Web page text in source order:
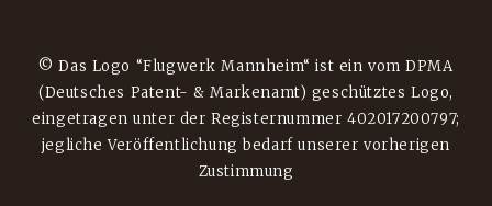
© Das Logo “Flugwerk Mannheim“ ist ein vom DPMA
(Deutsches Patent- & Markenamt) geschütztes Logo,
eingetragen unter der Registernummer 402017200797;
jegliche Veröffentlichung bedarf unserer vorherigen
Zustimmung